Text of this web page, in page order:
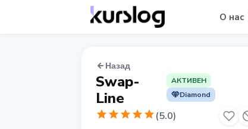
О нас
Назад
Swap-
Line
АКТИВЕН
Diamond
(5.0)